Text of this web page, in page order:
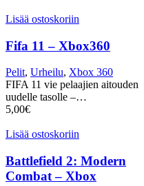
Lisää ostoskoriin
Fifa 11 – Xbox360
Pelit, Urheilu, Xbox 360
FIFA 11 vie pelaajien aitouden
uudelle tasolle –…
5,00€
Lisää ostoskoriin
Battlefield 2: Modern
Combat – Xbox